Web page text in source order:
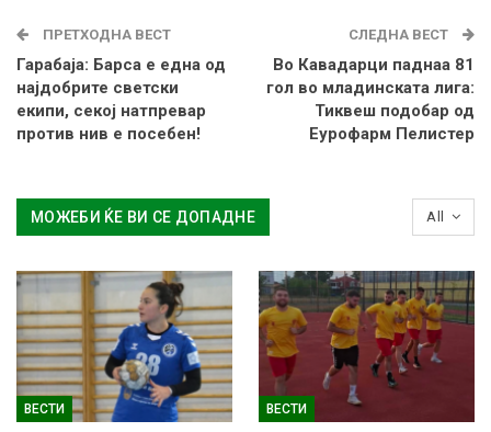
ПРЕТХОДНА ВЕСТ
Гарабаја: Барса е една од
најдобрите светски
екипи, секој натпревар
против нив е посебен!
СЛЕДНА ВЕСТ
Во Кавадарци паднаа 81
гол во младинската лига:
Тиквеш подобар од
Еурофарм Пелистер
All
МОЖЕБИ ЌЕ ВИ СЕ ДОПАДНЕ
ВЕСТИ ВЕСТИ